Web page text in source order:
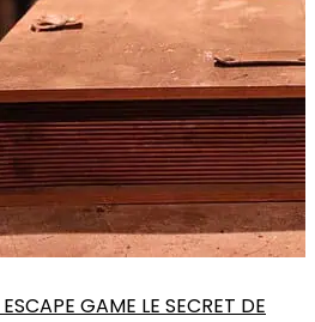
GAME LE SECRET DE